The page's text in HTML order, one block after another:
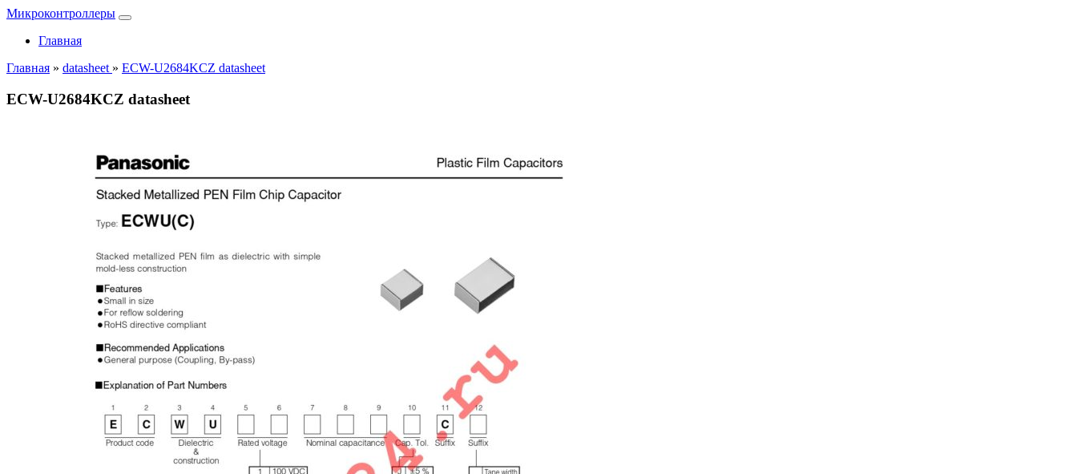
Микроконтроллеры
Главная
Главная » datasheet » ECW-U2684KCZ datasheet
ECW-U2684KCZ datasheet